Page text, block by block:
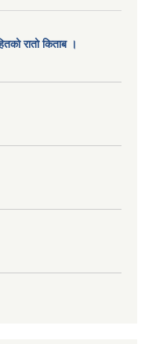
रातो किताब ।